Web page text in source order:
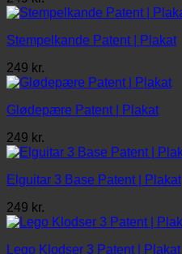
Stempelkande Patent | Plakat
249 kr.
Glødepære Patent | Plakat
249 kr.
Elguitar 3 Base Patent | Plakat
249 kr.
Lego Klodser 3 Patent | Plakat